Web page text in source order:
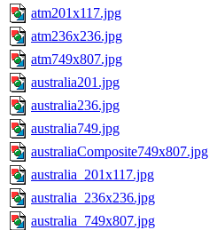
atm201x117.jpg
atm236x236.jpg
atm749x807.jpg
australia201.jpg
australia236.jpg
australia749.jpg
australiaComposite749x807.jpg
australia_201x117.jpg
australia_236x236.jpg
australia_749x807.jpg